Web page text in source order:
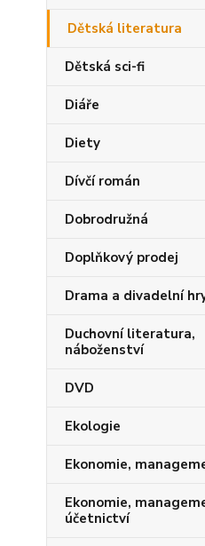
Dětská literatura
Dětská sci-fi
Diáře
Diety
Dívčí román
Dobrodružná
Doplňkový prodej
Drama a divadelní
Duchovní literatura,
náboženství
DVD
Ekologie
Ekonomie,
Ekonomie,
účetnictví